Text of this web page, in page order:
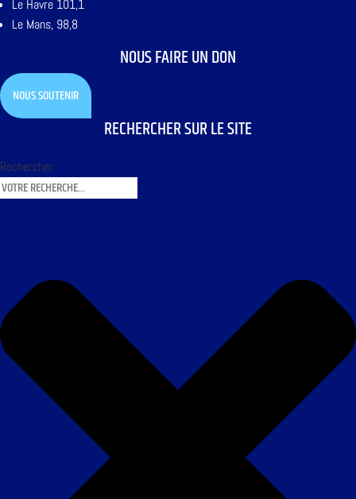
Le Havre 101,1
Le Mans, 98,8
NOUS FAIRE UN DON
NOUS SOUTENIR
RECHERCHER SUR LE SITE
Rechercher